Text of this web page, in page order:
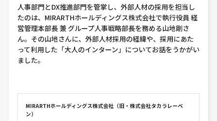
人事部門とDX推進部門を管掌し、外部人材の採用を担当し
たのは、MIRARTHホールディングス株式会社で執行役員 経
営管理本部長 兼 グループ人事戦略部長を務める山地剛さ
ん。その山地さんに、外部人材採用の経緯や、採用にあた
って利用した「大人のインターン」についてお話をうかがい
ました。
MIRARTHホールディングス株式会社（旧・株式会社タカラレーベ
ン）